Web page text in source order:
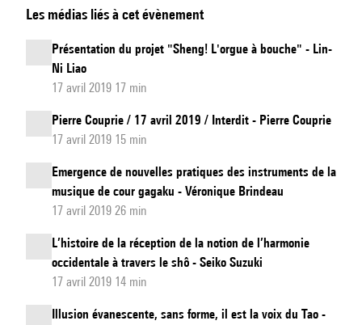
!
discussion
en
de
journée
Les médias liés à cet évènement
Présentation du projet "Sheng! L'orgue à bouche" - Lin-
Ni Liao
17 avril 2019 17 min
Pierre Couprie / 17 avril 2019 / Interdit - Pierre Couprie
17 avril 2019 15 min
Emergence de nouvelles pratiques des instruments de la
musique de cour gagaku - Véronique Brindeau
17 avril 2019 26 min
L’histoire de la réception de la notion de l’harmonie
occidentale à travers le shô - Seiko Suzuki
17 avril 2019 14 min
Illusion évanescente, sans forme, il est la voix du Tao -